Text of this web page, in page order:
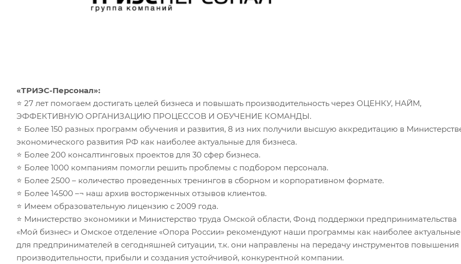
«ТРИЭС-Персонал»:
⭐ 27 лет помогаем достигать целей бизнеса и повышать производительность через ОЦЕНКУ, НАЙМ,
ЭФФЕКТИВНУЮ ОРГАНИЗАЦИЮ ПРОЦЕССОВ И ОБУЧЕНИЕ КОМАНДЫ.
⭐ Более 150 разных программ обучения и развития, 8 из них получили высшую аккредитацию в
экономического развития РФ как наиболее актуальные для бизнеса.
⭐ Более 200 консалтинговых проектов для 30 сфер бизнеса.
⭐ Более 1000 компаниям помогли решить проблемы с подбором персонала.
⭐ Более 2500 – количество проведенных тренингов в сборном и корпоративном формате.
⭐ Более 14500 –¬ наш архив восторженных отзывов клиентов.
⭐ Имеем образовательную лицензию с 2009 года.
⭐ Министерство экономики и Министерство труда Омской области, Фонд поддержки предпринимательства
«Мой бизнес» и Омское отделение «Опора России» рекомендуют наши программы как наиболее актуальные
для предпринимателей в сегодняшней ситуации, т.к. они направлены на передачу инструментов повышения
производительности, прибыли и создания устойчивой, конкурентной компании.